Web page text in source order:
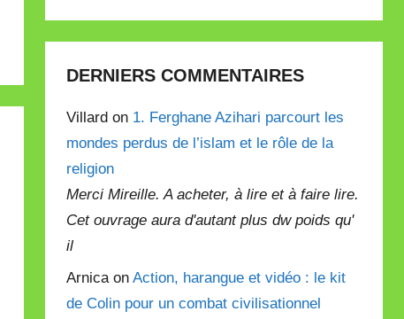
DERNIERS COMMENTAIRES
Villard on 1. Ferghane Azihari parcourt les
mondes perdus de l’islam et le rôle de la
religion
Merci Mireille. A acheter, à lire et à faire lire.
Cet ouvrage aura d'autant plus dw poids qu'
il
Arnica onAction, harangue et vidéo : le kit
de Colin pour un combat civilisationnel